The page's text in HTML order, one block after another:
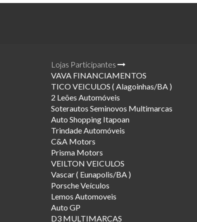
Lojas Participantes
VAVA FINANCIAMENTOS
TICO VEICULOS ( Alagoinhas/BA )
2 Leões Automóveis
Soterautos Seminovos Multimarcas
Auto Shopping Itapoan
Trindade Automóveis
C&A Motors
Prisma Motors
VEILTON VEICULOS
Vascar ( Eunapolis/BA )
Porsche Veículos
Lemos Automoveis
Auto GP
D3 MULTIMARCAS